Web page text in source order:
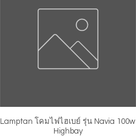
ดูข้อมูลด่วน
Lamptan โคมไฟไฮเบย์ รุ่น Navia 100w
Highbay